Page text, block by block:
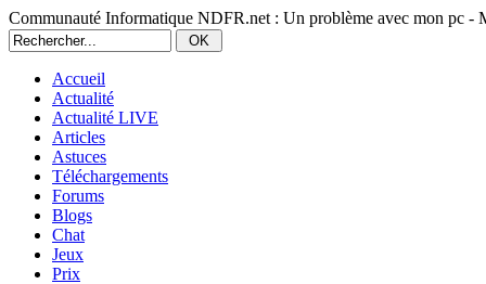
Communauté Informatique NDFR.net : Un problème avec mon pc -
Accueil
Actualité
Actualité LIVE
Articles
Astuces
Téléchargements
Forums
Blogs
Chat
Jeux
Prix